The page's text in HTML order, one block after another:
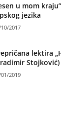
u mom
jezika
2017
lektira
Stojković)
2019